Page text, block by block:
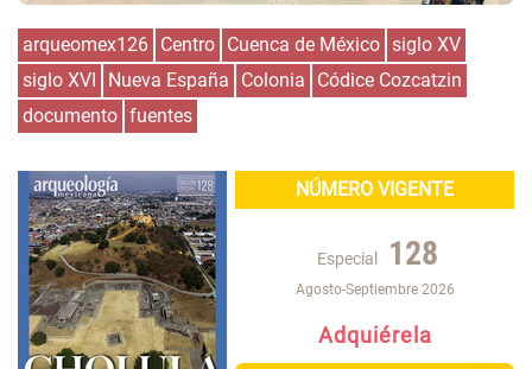
arqueomex126 Centro Cuenca de México siglo XV
siglo XVI
Nueva España Colonia
Códice Cozcatzin
documento fuentes
NÚMERO VIGENTE
Especial 128
Agosto-Septiembre 2026
Adquiérela